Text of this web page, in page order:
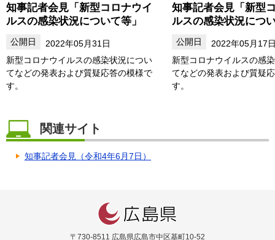
知事記者会見「新型コロナウイ
ルスの感染状況について等」
2022年05月31日
新型コロナウイルスの感染状況につい
てなどの発表および質疑応答の模様で
す。
知事記者会見「新型
ルスの感染状況につ
2022年05月17
新型コロナウイルスの感
てなどの発表および質疑
す。
関連サイト
知事記者会見（令和4年6月7日）
〒730-8511 広島県広島市中区基町10-52